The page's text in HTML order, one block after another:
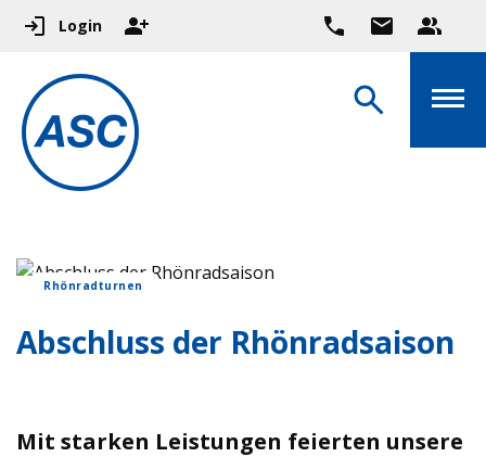
Login
Rhönradturnen
Abschluss der Rhönradsaison
Mit starken Leistungen feierten unsere